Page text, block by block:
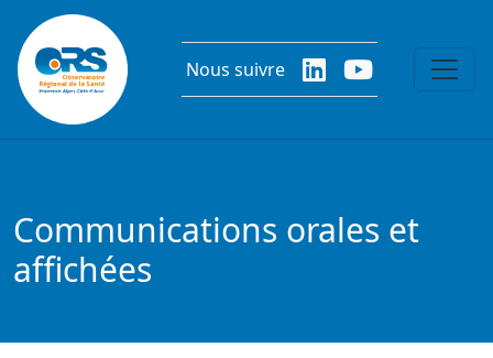
Aller au contenu principal
Nous suivre
Communications orales et
affichées